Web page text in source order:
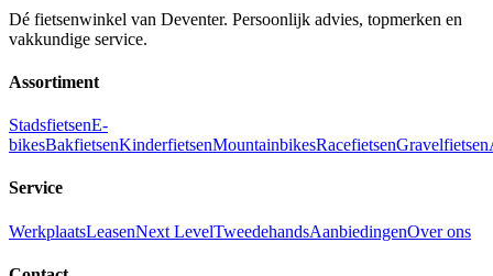
Dé fietsenwinkel van Deventer. Persoonlijk advies, topmerken en
vakkundige service.
Assortiment
StadsfietsenE-
bikesBakfietsenKinderfietsenMountainbikesRacefietsenGravelfietsen
Service
WerkplaatsLeasenNext LevelTweedehandsAanbiedingenOver ons